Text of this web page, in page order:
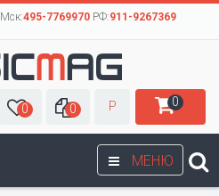
Мск:495-7769970РФ:911-9267369
0 0 Р 0
МЕНЮ